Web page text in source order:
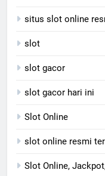
situs slot online
slot
slot gacor
slot gacor hari ini
Slot Online
slot online resmi
Slot Online,